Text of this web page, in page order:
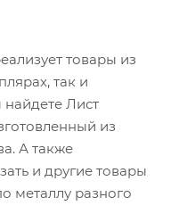
товары из
так и
Лист
из
А также
и другие товары
металлу разного